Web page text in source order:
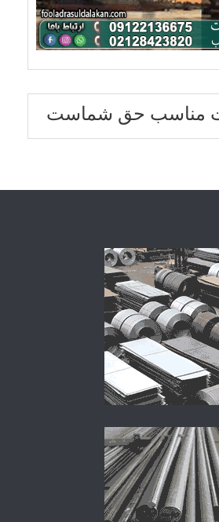
مناسب حق شماست